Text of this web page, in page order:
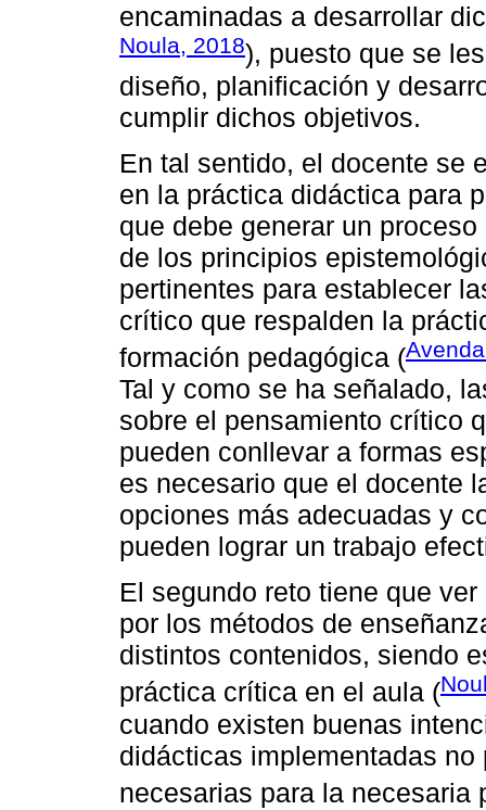
encaminadas a desarrollar
Noula, 2018), puesto que se
diseño, planificación y
cumplir dichos objetivos.
En tal sentido, el docente se
en la práctica didáctica para
que debe generar un
de los principios
pertinentes para establecer
crítico que respalden la
formación pedagógica (
Tal y como se ha señalado,
sobre el pensamiento crítico
pueden conllevar a formas
es necesario que el docente
opciones más adecuadas y
pueden lograr un trabajo
El segundo reto tiene que
por los métodos de
distintos contenidos, siendo
práctica crítica en el aula (
cuando existen buenas
didácticas implementadas
necesarias para la necesaria